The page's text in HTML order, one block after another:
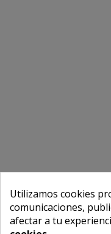
Utilizamos cookies
comunicaciones,
afectar a tu